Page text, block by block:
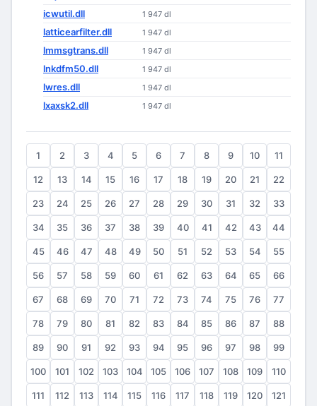
icwutil.dll 1 947 dl
latticearfilter.dll 1 947 dl
lmmsgtrans.dll 1 947 dl
lnkdfm50.dll 1 947 dl
lwres.dll 1 947 dl
lxaxsk2.dll 1 947 dl
1 2 3 4 5 6 7 8 9 10 11
12 13 14 15 16 17 18 19 20 21 22
23 24 25 26 27 28 29 30 31 32 33
34 35 36 37 38 39 40 41 42 43 44
45 46 47 48 49 50 51 52 53 54 55
56 57 58 59 60 61 62 63 64 65 66
67 68 69 70 71 72 73 74 75 76 77
78 79 80 81 82 83 84 85 86 87 88
89 90 91 92 93 94 95 96 97 98 99
100 101 102 103 104 105 106 107 108 109 110
111 112 113 114 115 116 117 118 119 120 121